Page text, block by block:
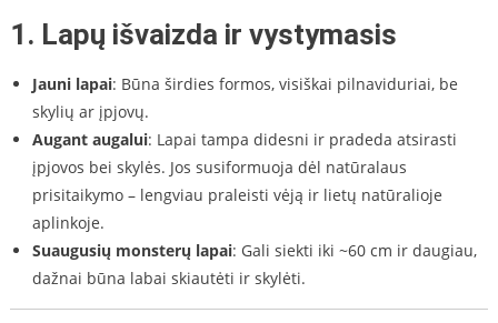
1. Lapų išvaizda ir vystymasis
Jauni lapai: Būna širdies formos, visiškai pilnaviduriai, be
skylių ar įpjovų.
Augant augalui: Lapai tampa didesni ir pradeda atsirasti
įpjovos bei skylės. Jos susiformuoja dėl natūralaus
prisitaikymo – lengviau praleisti vėją ir lietų natūralioje
aplinkoje.
Suaugusių monsterų lapai: Gali siekti iki ~60 cm ir daugiau,
dažnai būna labai skiautėti ir skylėti.